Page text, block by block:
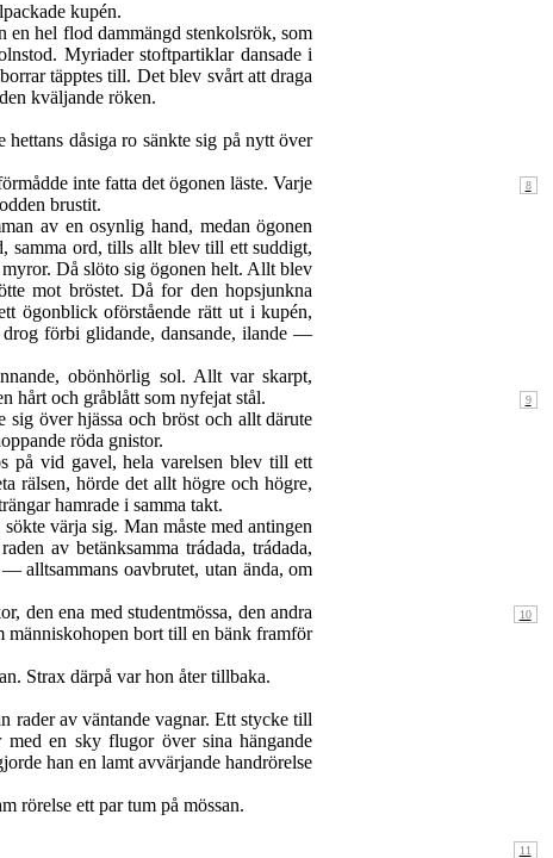
kupén.
en hel flod dammängd stenkolsrök, som
Myriader stoftpartiklar dansade i
täpptes till. Det blev svårt att draga
kväljande röken.
dåsiga ro sänkte sig på nytt över
inte fatta det ögonen läste. Varje
brustit.
av en osynlig hand, medan ögonen
samma ord, tills allt blev till ett suddigt,
Då slöto sig ögonen helt. Allt blev
mot bröstet. Då for den hopsjunkna
ögonblick oförstående rätt ut i kupén,
drog förbi glidande, dansande, ilande —
obönhörlig sol. Allt var skarpt,
hårt och gråblått som nyfejat stål.
över hjässa och bröst och allt därute
röda gnistor.
på vid gavel, hela varelsen blev till ett
rälsen, hörde det allt högre och högre,
hamrade i samma takt.
värja sig. Man måste med antingen
av betänksamma trádada, trádada,
alltsammans oavbrutet, utan ända, om
den ena med studentmössa, den andra
människohopen bort till en bänk framför
Strax därpå var hon åter tillbaka.
rader av väntande vagnar. Ett stycke till
med en sky flugor över sina hängande
han en lamt avvärjande handrörelse
rörelse ett par tum på mössan.